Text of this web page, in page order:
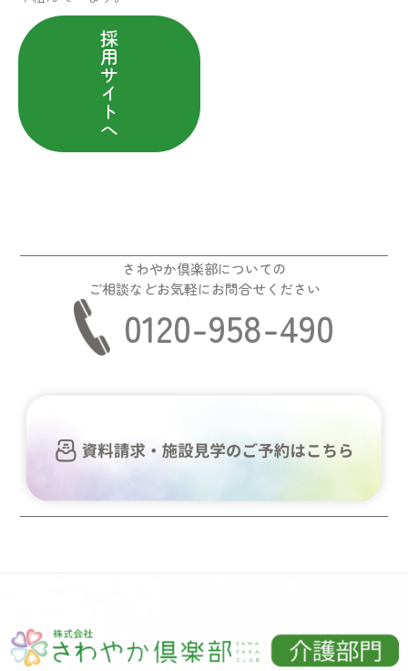
採
用
サ
イ
ト
へ
さわやか倶楽部についての
ご相談などお気軽にお問合せください
0120-958-490